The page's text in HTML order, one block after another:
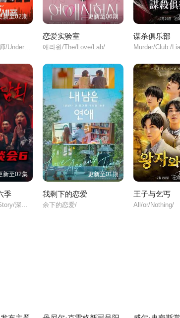
新至02期
卧底主厨/卧底厨师/Undercover/Chef/
更新至06期
恋爱实验室
애라원/The/Love/Lab/
谋杀俱乐部
新至02集
季
更新至01期
我剩下的恋爱
余下的恋爱/
王子与乞丐
All/or/Nothing/